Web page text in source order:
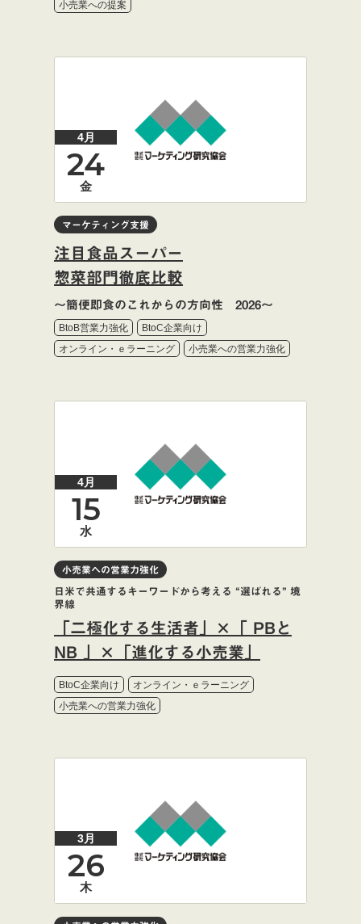
小売業への提案
4月
24
金
マーケティング支援
注目食品スーパー
惣菜部門徹底比較
～簡便即食のこれからの方向性 2026～
BtoB営業力強化
BtoC企業向け
オンライン・ｅラーニング
小売業への営業力強化
4月
15
水
小売業への営業力強化
日米で共通するキーワードから考える “選ばれる” 境
界線
「二極化する生活者」×「 PBと
NB 」×「進化する小売業」
BtoC企業向け
オンライン・ｅラーニング
小売業への営業力強化
3月
26
木